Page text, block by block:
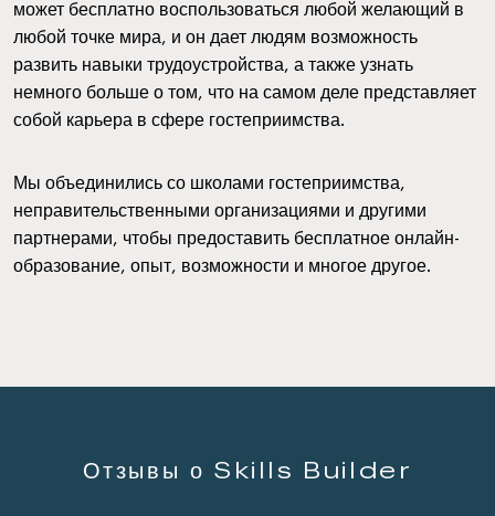
может бесплатно воспользоваться любой желающий в
любой точке мира, и он дает людям возможность
развить навыки трудоустройства, а также узнать
немного больше о том, что на самом деле представляет
собой карьера в сфере гостеприимства.
Мы объединились со школами гостеприимства,
неправительственными организациями и другими
партнерами, чтобы предоставить бесплатное онлайн-
образование, опыт, возможности и многое другое.
Отзывы о Skills Builder